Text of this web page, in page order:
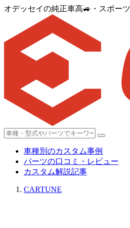
オデッセイの純正車高🚙・スポー
車種別のカスタム事例
パーツの口コミ・レビュー
カスタム解説記事
CARTUNE